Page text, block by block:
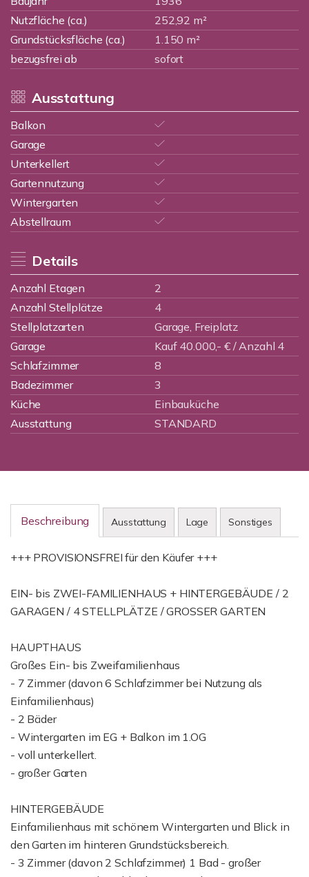
Nutzfläche (ca.)
252,92 m²
Grundstücksfläche (ca.)
1.150 m²
bezugsfrei ab
sofort
Ausstattung
Balkon
Garage
Unterkellert
Gartennutzung
Wintergarten
Abstellraum
Details
Anzahl Etagen
2
Anzahl Stellplätze
4
Stellplatzarten
Garage, Freiplatz
Garage
Kauf 40.000,- € / Anzahl 4
Schlafzimmer
8
Badezimmer
3
Küche
Einbauküche
Ausstattung
STANDARD
Beschreibung Ausstattung Lage Sonstiges
+++ PROVISIONSFREI für den Käufer +++
EIN- bis ZWEI-FAMILIENHAUS + HINTERGEBÄUDE / 2
GARAGEN / 4 STELLPLÄTZE / GROSSER GARTEN
HAUPTHAUS
Großes Ein- bis Zweifamilienhaus
- 7 Zimmer (davon 6 Schlafzimmer bei Nutzung als
Einfamilienhaus)
- 2 Bäder
- Wintergarten im EG + Balkon im 1.OG
- voll unterkellert.
- großer Garten
HINTERGEBÄUDE
Einfamilienhaus mit schönem Wintergarten und Blick in
den Garten im hinteren Grundstücksbereich.
- 3 Zimmer (davon 2 Schlafzimmer) 1 Bad - großer